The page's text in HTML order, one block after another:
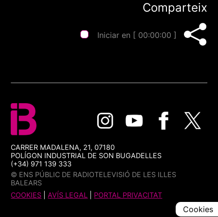
Comparteix
Iniciar en [ 00:00:00 ]
CARRER MADALENA, 21, 07180
POLÍGON INDUSTRIAL DE SON BUGADELLES
(+34) 971 139 333
© ENS PÚBLIC DE RADIOTELEVISIÓ DE LES ILLES
BALEARS
COOKIES |AVÍS LEGAL PORTAL PRIVACITAT
Cookies